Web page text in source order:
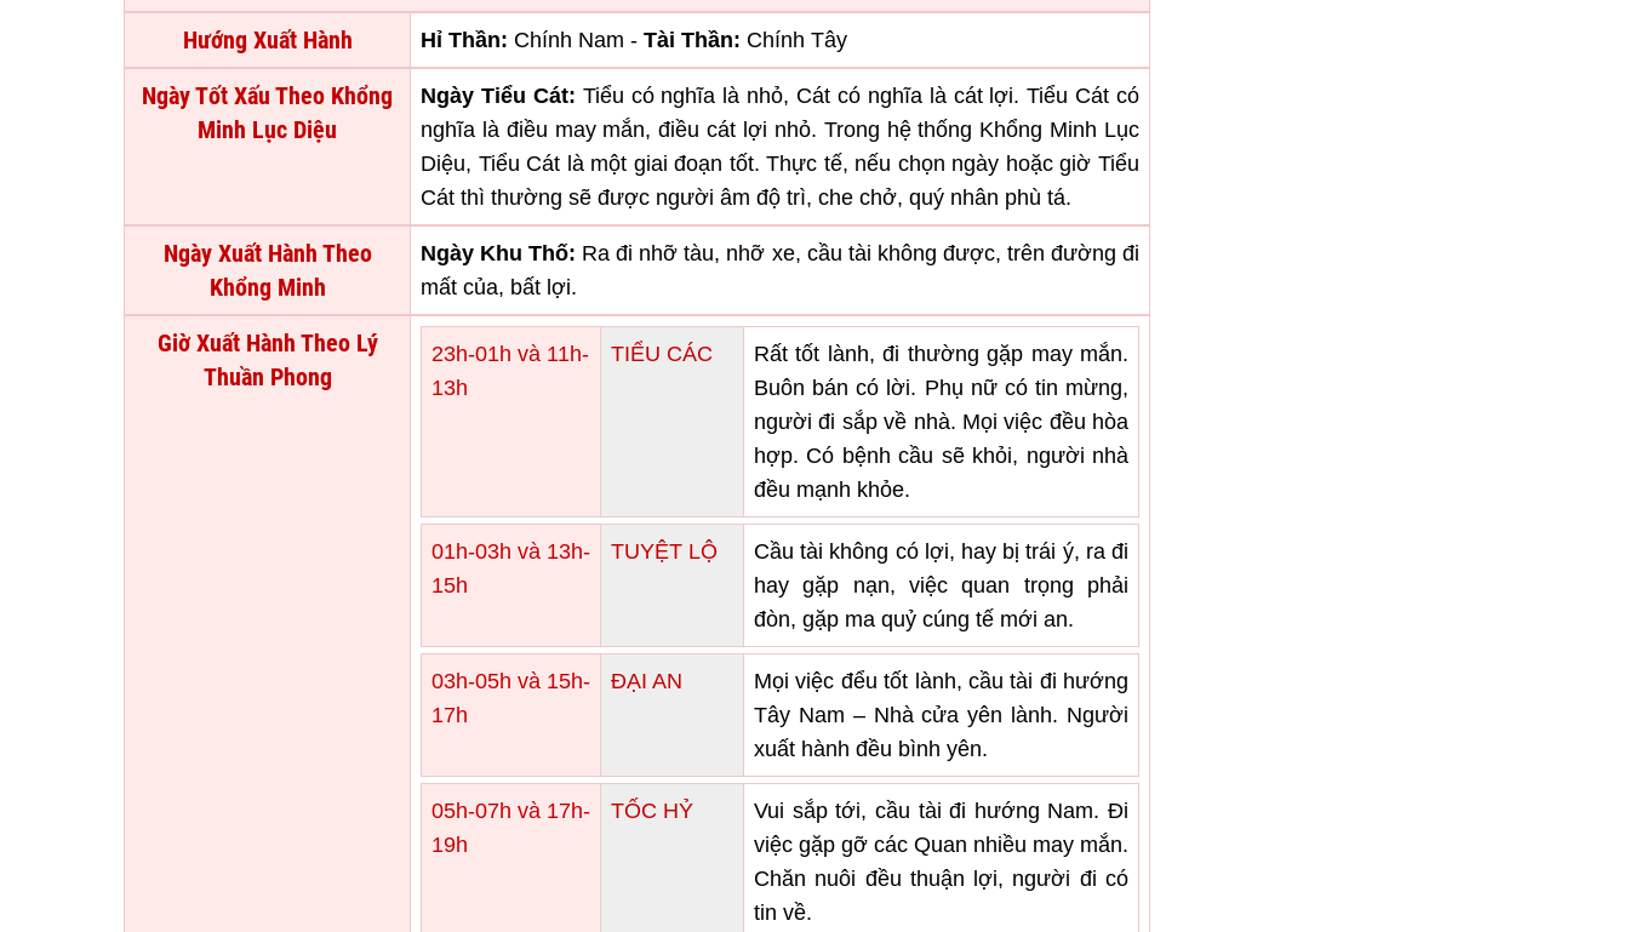
Hướng Xuất Hành
Hỉ Thần: Chính Nam - Tài Thần: Chính Tây
Ngày Tốt Xấu Theo Khổng
Minh Lục Diệu
Ngày Tiểu Cát: Tiểu có nghĩa là nhỏ, Cát có nghĩa là cát lợi. Tiểu Cát có
nghĩa là điều may mắn, điều cát lợi nhỏ. Trong hệ thống Khổng Minh Lục
Diệu, Tiểu Cát là một giai đoạn tốt. Thực tế, nếu chọn ngày hoặc giờ Tiểu
Cát thì thường sẽ được người âm độ trì, che chở, quý nhân phù tá.
Ngày Xuất Hành Theo
Khổng Minh
Ngày Khu Thố: Ra đi nhỡ tàu, nhỡ xe, cầu tài không được, trên đường đi
mất của, bất lợi.
Giờ Xuất Hành Theo Lý
Thuần Phong
23h-01h và 11h-
13h
TIỂU CÁC
Rất tốt lành, đi thường gặp may mắn.
Buôn bán có lời. Phụ nữ có tin mừng,
người đi sắp về nhà. Mọi việc đều hòa
hợp. Có bệnh cầu sẽ khỏi, người nhà
đều mạnh khỏe.
01h-03h và 13h-
15h
TUYỆT LỘ
Cầu tài không có lợi, hay bị trái ý, ra đi
hay gặp nạn, việc quan trọng phải
đòn, gặp ma quỷ cúng tế mới an.
03h-05h và 15h-
17h
ĐẠI AN
Mọi việc đểu tốt lành, cầu tài đi hướng
Tây Nam – Nhà cửa yên lành. Người
xuất hành đều bình yên.
05h-07h và 17h-
19h
TỐC HỶ
Vui sắp tới, cầu tài đi hướng Nam. Đi
việc gặp gỡ các Quan nhiều may mắn.
Chăn nuôi đều thuận lợi, người đi có
tin về.